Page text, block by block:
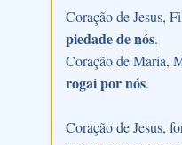
Coração de Jesus,
piedade de nós.
Coração de Maria,
rogai por nós.
Coração de Jesus,